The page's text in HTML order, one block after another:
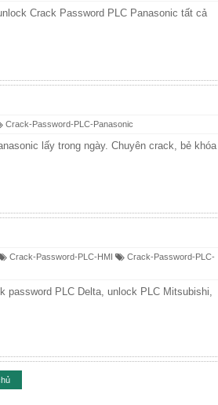
Crack Password PLC Panasonic tất cả
Crack-Password-PLC-Panasonic
lấy trong ngày. Chuyên crack, bẻ khóa
Crack-Password-PLC-HMI
Crack-Password-PLC-
password PLC Delta, unlock PLC Mitsubishi,